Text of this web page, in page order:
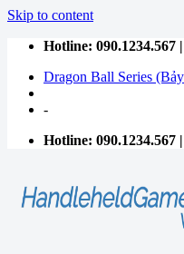
Skip to content
Hotline: 090.1234.567
Dragon Ball Series
-
Hotline: 090.1234.567